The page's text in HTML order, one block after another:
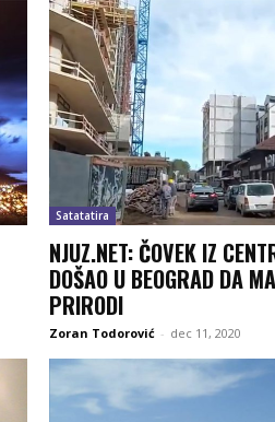
Satatatira
NJUZ.NET: ČOVEK IZ
DOŠAO U BEOGRAD DA
PRIRODI
Zoran Todorović - dec 11, 2020